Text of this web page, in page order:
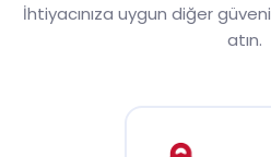
İhtiyacınıza uygun diğer
atın.